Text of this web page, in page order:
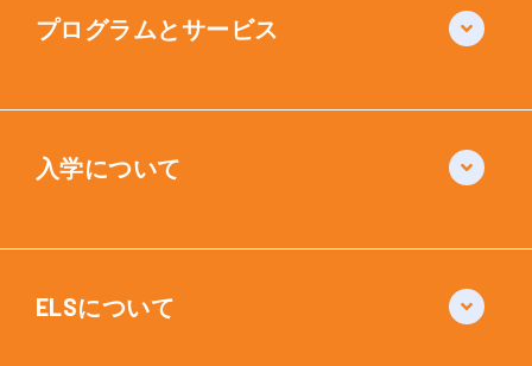
プログラムとサービス
入学について
ELSについて